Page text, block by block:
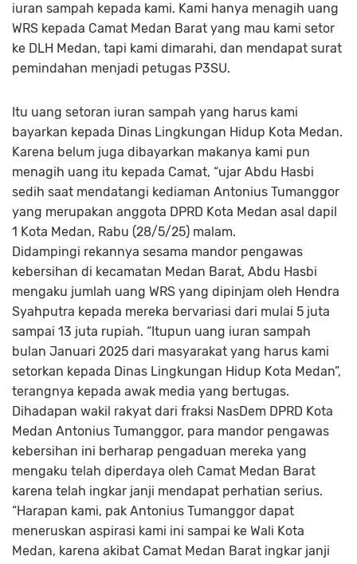
iuran sampah kepada kami. Kami hanya menagih uang
WRS kepada Camat Medan Barat yang mau kami setor
ke DLH Medan, tapi kami dimarahi, dan mendapat surat
pemindahan menjadi petugas P3SU.
Itu uang setoran iuran sampah yang harus kami
bayarkan kepada Dinas Lingkungan Hidup Kota Medan.
Karena belum juga dibayarkan makanya kami pun
menagih uang itu kepada Camat, “ujar Abdu Hasbi
sedih saat mendatangi kediaman Antonius Tumanggor
yang merupakan anggota DPRD Kota Medan asal dapil
1 Kota Medan, Rabu (28/5/25) malam.
Didampingi rekannya sesama mandor pengawas
kebersihan di kecamatan Medan Barat, Abdu Hasbi
mengaku jumlah uang WRS yang dipinjam oleh Hendra
Syahputra kepada mereka bervariasi dari mulai 5 juta
sampai 13 juta rupiah. “Itupun uang iuran sampah
bulan Januari 2025 dari masyarakat yang harus kami
setorkan kepada Dinas Lingkungan Hidup Kota Medan”,
terangnya kepada awak media yang bertugas.
Dihadapan wakil rakyat dari fraksi NasDem DPRD Kota
Medan Antonius Tumanggor, para mandor pengawas
kebersihan ini berharap pengaduan mereka yang
mengaku telah diperdaya oleh Camat Medan Barat
karena telah ingkar janji mendapat perhatian serius.
“Harapan kami, pak Antonius Tumanggor dapat
meneruskan aspirasi kami ini sampai ke Wali Kota
Medan, karena akibat Camat Medan Barat ingkar janji